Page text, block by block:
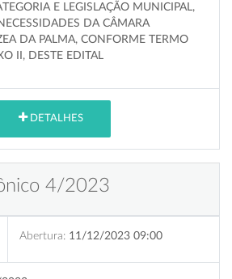
E LEGISLAÇÃO MUNICIPAL,
DA CÂMARA
DA PALMA, CONFORME TERMO
II, DESTE EDITAL
DETALHES
4/2023
Abertura: 11/12/2023 09:00